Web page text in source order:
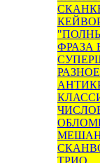
ФРАЗА
РАЗНОЕ
ТРИО